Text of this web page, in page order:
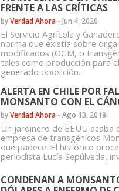
FRENTE A LAS CRÍTICAS
byVerdad Ahora - Jun 4, 2020
El Servicio Agrícola y
norma que existía sobre
modificados (OGM, o
tales como producción para
generado oposición...
ALERTA EN CHILE POR
MONSANTO CON EL
byVerdad Ahora - Ago 13, 2018
Un jardinero de EEUU
empresa de transgénicos
que padece. El histórico
periodista Lucía Sepúlveda,
CONDENAN A